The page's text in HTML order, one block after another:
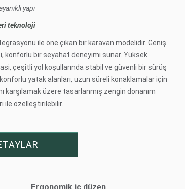
yapı
teknoloji
ile öne çıkan bir karavan modelidir. Geniş
konforlu bir seyahat deneyimi sunar. Yüksek
çeşitli yol koşullarında stabil ve güvenli bir sürüş
yatak alanları, uzun süreli konaklamalar için
karşılamak üzere tasarlanmış zengin donanım
ile özelleştirilebilir.